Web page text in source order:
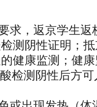
求，返京学生
测阴性证明；
健康监测；健
检测阴性后方可